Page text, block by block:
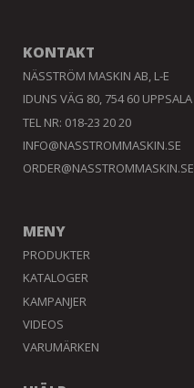
KONTAKT
NÄSSTRÖM MASKIN AB, L-E
IDUNS VÄG 80, 754 60 UPPSALA
TEL NR: 018-23 20 20
INFO@NASSTROMMASKIN.SE
ORDER@NASSTROMMASKIN.SE
MENY
PRODUKTER
KATALOGER
KAMPANJER
VIDEOS
VARUMÄRKEN